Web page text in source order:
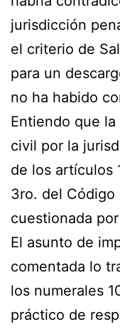
jurisdicción
el criterio de
para un
no ha habido
Entiendo que
civil por la
de los artículos
3ro. del
cuestionada
El asunto de
comentada lo
los numerales
práctico de